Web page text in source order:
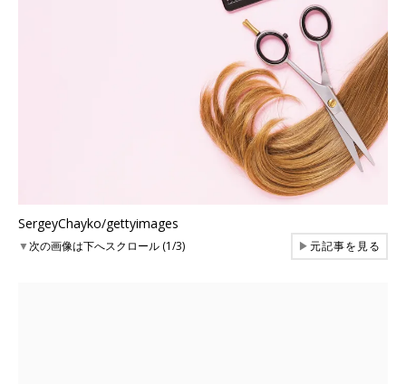
SergeyChayko/gettyimages
▼次の画像は下へスクロール (1/3) ▶元記事を見る